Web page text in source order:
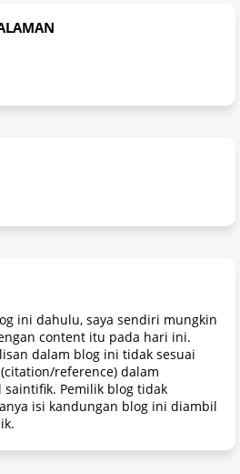
ini dahulu, saya sendiri mungkin
content itu pada hari ini.
dalam blog ini tidak sesuai
reference) dalam
Pemilik blog tidak
isi kandungan blog ini diambil